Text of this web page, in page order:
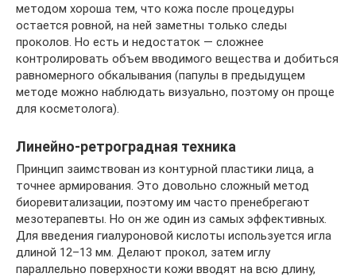
методом хороша тем, что кожа после процедуры
остается ровной, на ней заметны только следы
проколов. Но есть и недостаток — сложнее
контролировать объем вводимого вещества и добиться
равномерного обкалывания (папулы в предыдущем
методе можно наблюдать визуально, поэтому он проще
для косметолога).
Линейно-ретроградная техника
Принцип заимствован из контурной пластики лица, а
точнее армирования. Это довольно сложный метод
биоревитализации, поэтому им часто пренебрегают
мезотерапевты. Но он же один из самых эффективных.
Для введения гиалуроновой кислоты используется игла
длиной 12–13 мм. Делают прокол, затем иглу
параллельно поверхности кожи вводят на всю длину,